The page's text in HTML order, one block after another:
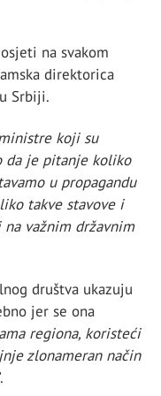
na svakom
direktorica
Srbiji.
koji su
da je pitanje koliko
u propagandu
takve stavove i
važnim državnim
društva ukazuju
jer se ona
regiona, koristeći
zlonameran način